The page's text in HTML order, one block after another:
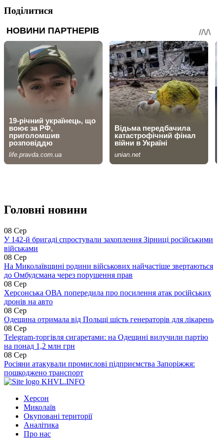
Поділитися
Головні новини
08 Сер
У 142-й бригаді спростували захоплення Зірниці російськими
військами
08 Сер
На Миколаївщині родини військових найчастіше звертаються
до Омбудсмана через порушення прав
08 Сер
Херсонська ОВА попередила про посилення атак російських
дронів на авто
08 Сер
Одещина отримала від Польщі шість генераторів для лікарень
08 Сер
Telegram-торгівля сигаретами: на Одещині вилучили партію
на понад 1,2 млн грн
08 Сер
Росіяни атакували промислові підприємства Запоріжжя:
пошкоджено транспорт
KHVL.INFO
Херсон
Миколаїв
Окуповані території
Аналітика
Про нас